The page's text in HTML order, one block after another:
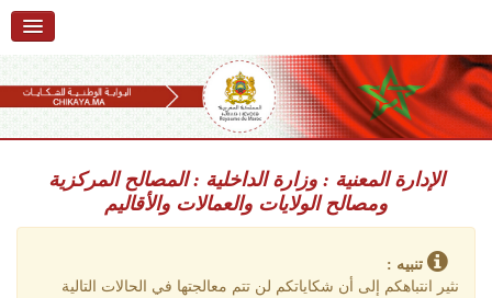
استقبال
حول البوابة
تقديم شكاية
تقديم ملاحظة
navigation
الإدارة المعنية : وزارة الداخلية : المصالح المركزية
ومصالح الولايات والعمالات والأقاليم
تنبيه :
نثير انتباهكم إلى أن شكاياتكم لن تتم معالجتها في الحالات التالية